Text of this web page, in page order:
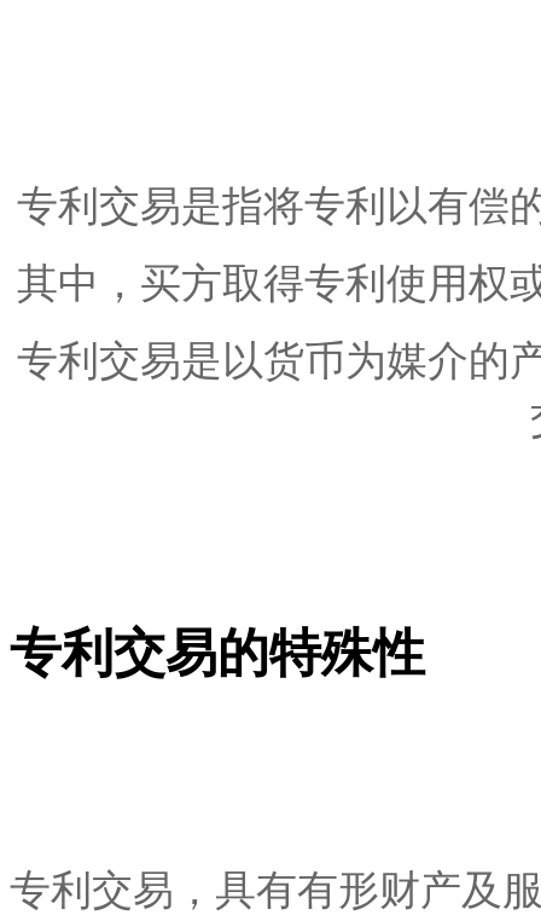
专利交易是指将专利以有偿
其中，买方取得专利使用权
专利交易是以货币为媒介的
专利交易的特殊性
专利交易，具有有形财产及